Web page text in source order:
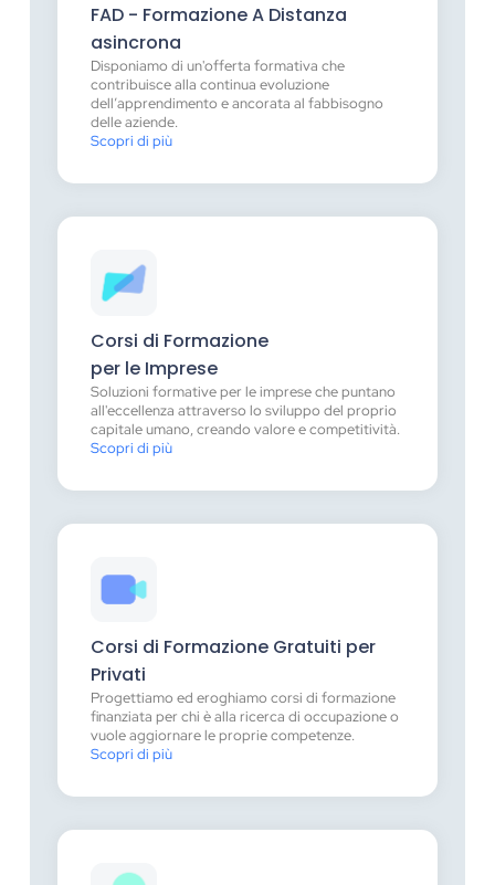
FAD - Formazione A Distanza
asincrona
Disponiamo di un'offerta formativa che
contribuisce alla continua evoluzione
dell’apprendimento e ancorata al fabbisogno
delle aziende.
Scopri di più
Corsi di Formazione
per le Imprese
Soluzioni formative per le imprese che puntano
all'eccellenza attraverso lo sviluppo del proprio
capitale umano, creando valore e competitività.
Scopri di più
Corsi di Formazione Gratuiti per
Privati
Progettiamo ed eroghiamo corsi di formazione
finanziata per chi è alla ricerca di occupazione o
vuole aggiornare le proprie competenze.
Scopri di più